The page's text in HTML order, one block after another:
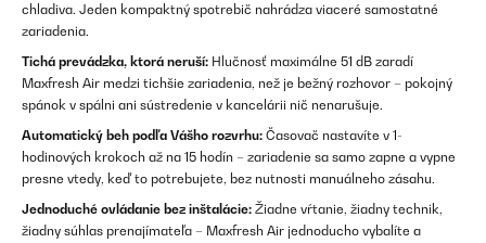
chladiva. Jeden kompaktný spotrebič nahrádza viaceré samostatné
zariadenia.
Tichá prevádzka, ktorá neruší: Hlučnosť maximálne 51 dB zaradí
Maxfresh Air medzi tichšie zariadenia, než je bežný rozhovor – pokojný
spánok v spálni ani sústredenie v kancelárii nič nenarušuje.
Automatický beh podľa Vášho rozvrhu: Časovač nastavíte v 1-
hodinových krokoch až na 15 hodín – zariadenie sa samo zapne a vypne
presne vtedy, keď to potrebujete, bez nutnosti manuálneho zásahu.
Jednoduché ovládanie bez inštalácie: Žiadne vŕtanie, žiadny technik,
žiadny súhlas prenajímateľa – Maxfresh Air jednoducho vybalíte a